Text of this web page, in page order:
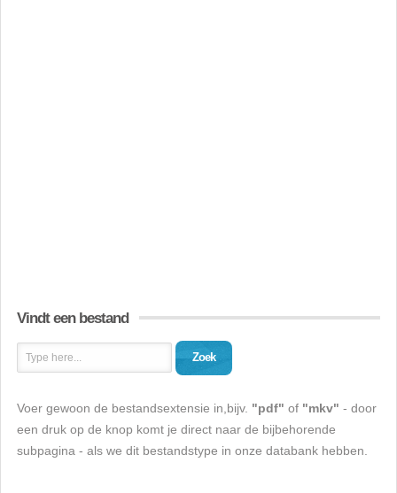
Vindt een bestand
Zoek
Voer gewoon de bestandsextensie in,bijv. "pdf" of "mkv" - door
een druk op de knop komt je direct naar de bijbehorende
subpagina - als we dit bestandstype in onze databank hebben.